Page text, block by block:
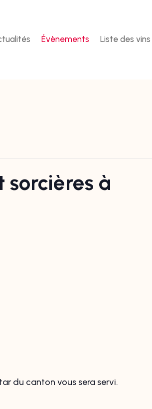
Évènements Liste des vins
sorcières à
du canton vous sera servi.